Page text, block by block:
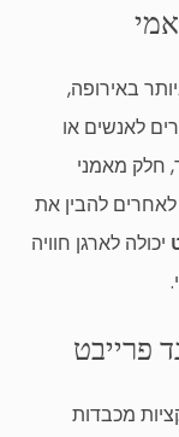
באירופה,
לאנשים או
חלק מאמני
להבין את
יכולה לארגן חוויה
פרייבט
מכבדות